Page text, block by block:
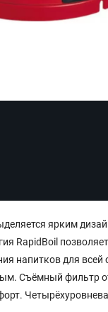
ярким
RapidBoil
напитков для
Съёмный фильтр